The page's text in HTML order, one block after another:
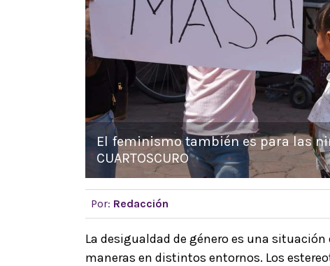
El feminismo también es para las
CUARTOSCURO
Por: Redacción
La desigualdad de género es una
maneras en distintos entornos. Los